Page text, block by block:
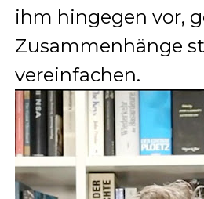
ihm hingegen vor,
Zusammenhänge
vereinfachen.